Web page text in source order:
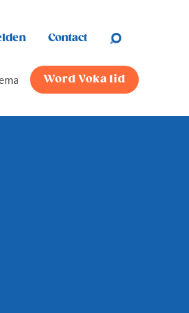
Contact
Word Voka lid